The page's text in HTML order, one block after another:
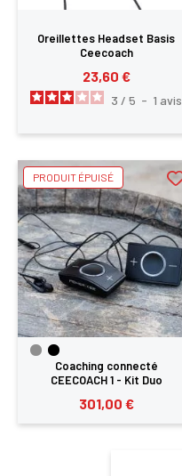
Oreillettes Headset Basis
Ceecoach
23,60 €
3 / 5 - 1 avis
Coaching connecté
CEECOACH 1 - Kit Duo
301,00 €
PRODUIT ÉPUISÉ